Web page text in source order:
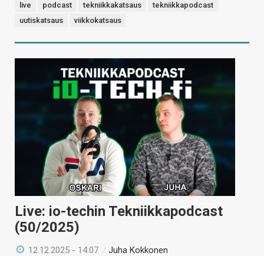
live podcast tekniikkakatsaus
tekniikkapodcast
uutiskatsaus
viikkokatsaus
Live: io-techin Tekniikkapodcast
(50/2025)
12.12.2025 - 14:07 /Juha Kokkonen